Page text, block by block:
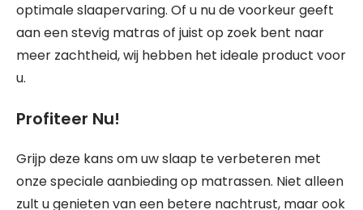
optimale slaapervaring. Of u nu de voorkeur geeft
aan een stevig matras of juist op zoek bent naar
meer zachtheid, wij hebben het ideale product voor
u.
Profiteer Nu!
Grijp deze kans om uw slaap te verbeteren met
onze speciale aanbieding op matrassen. Niet alleen
zult u genieten van een betere nachtrust, maar ook